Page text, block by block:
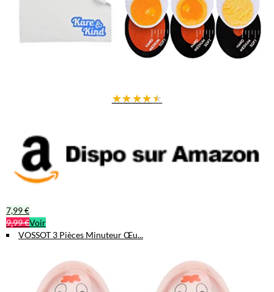
★★★★★
7,99 €
9,99 €Voir
VOSSOT 3 Pièces Minuteur Œu...